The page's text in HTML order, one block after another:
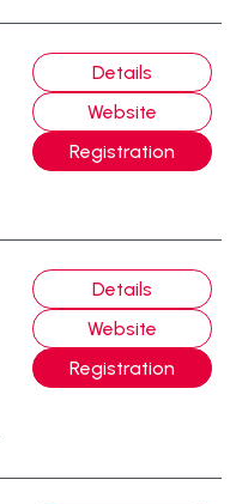
Details
Website
Registration
Details
Website
Registration